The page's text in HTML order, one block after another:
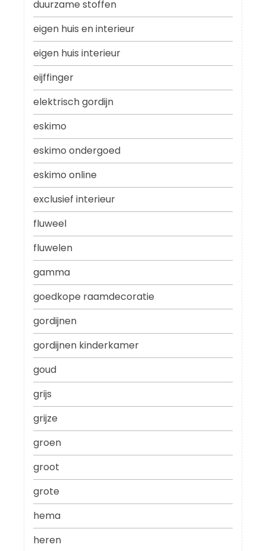
duurzame stoffen
eigen huis en interieur
eigen huis interieur
eijffinger
elektrisch gordijn
eskimo
eskimo ondergoed
eskimo online
exclusief interieur
fluweel
fluwelen
gamma
goedkope raamdecoratie
gordijnen
gordijnen kinderkamer
goud
grijs
grijze
groen
groot
grote
hema
heren